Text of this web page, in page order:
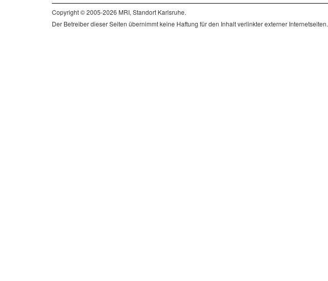
Copyright © 2005-2026 MRI, Standort Karlsruhe.
Der Betreiber dieser Seiten übernimmt keine Haftung für den Inhalt verlinkter externer Internetseiten.